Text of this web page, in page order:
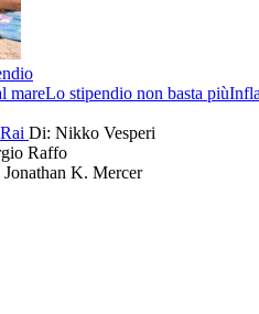
stipendio non basta
Di: Nikko Vesperi
Raffo
K. Mercer